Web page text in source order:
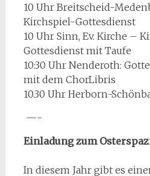
10 Uhr Breitscheid-
Kirchspiel-Gottesdienst
10 Uhr Sinn, Ev. Kirche –
Gottesdienst mit Taufe
10:30 Uhr Nenderoth:
mit dem ChorLibris
10.30 Uhr Herborn-
—-
Einladung zum
In diesem Jahr gibt es